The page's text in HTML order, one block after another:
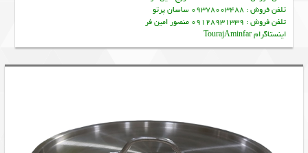
تلفن فروش : 09378003488 ساسان پرتو
تلفن فروش : 09128931339 منصور امین فر
اینستاگرام TourajAminfar